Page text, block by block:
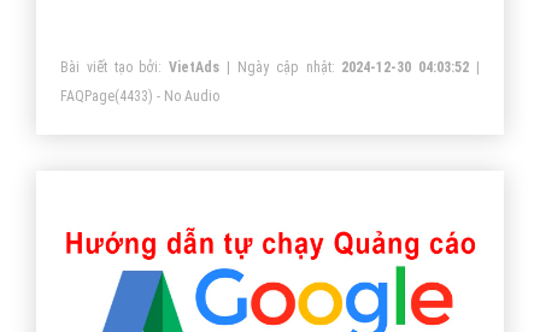
Bài viết tạo bởi:VietAds | Ngày cập nhật: 2024-12-30 04:03:52 |
FAQPage(4433) - No Audio